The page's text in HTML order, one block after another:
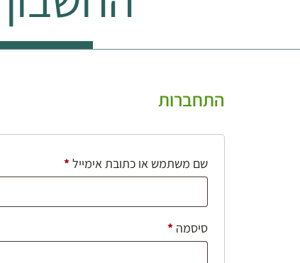
התחברות
שם משתמש או כתובת אימייל*חובה
סיסמה*חובה